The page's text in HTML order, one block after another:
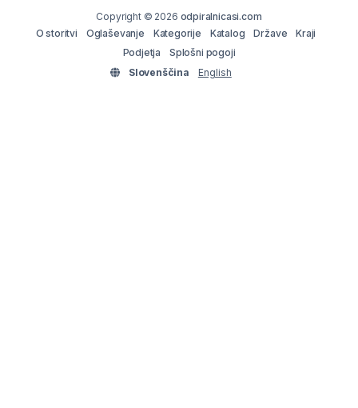
Copyright © 2026 odpiralnicasi.com
O storitvi
Oglaševanje Kategorije Katalog Države
Kraji
Podjetja
Splošni pogoji
Slovenščina
English